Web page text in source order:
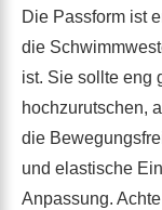
Die Passform ist
die
ist. Sie sollte eng
hochzurutschen,
die
und elastische
Anpassung.